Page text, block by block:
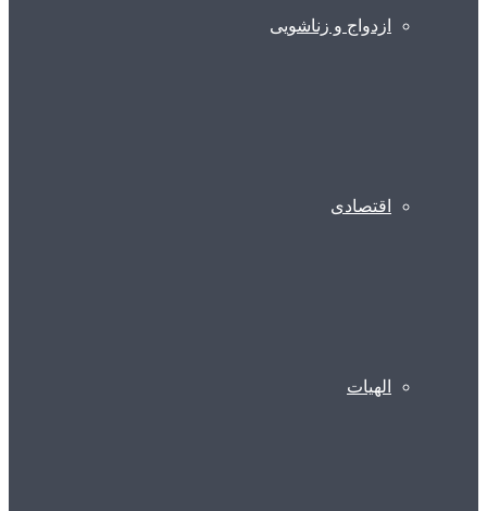
ازدواج و زناشویی
اقتصادی
الهیات